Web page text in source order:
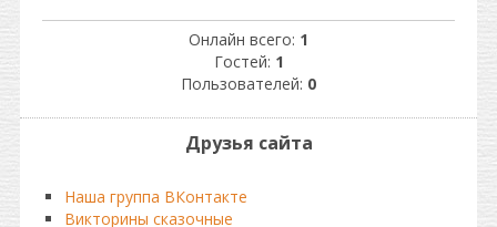
Онлайн всего: 1
Гостей: 1
Пользователей: 0
Друзья сайта
Наша группа ВКонтакте
Викторины сказочные